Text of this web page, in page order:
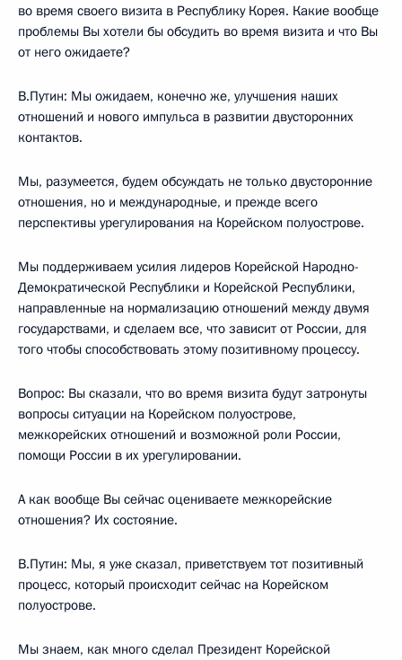
во время своего визита в Республику Корея. Какие вообще
проблемы Вы хотели бы обсудить во время визита и что Вы
от него ожидаете?
В.Путин: Мы ожидаем, конечно же, улучшения наших
отношений и нового импульса в развитии двусторонних
контактов.
Мы, разумеется, будем обсуждать не только двусторонние
отношения, но и международные, и прежде всего
перспективы урегулирования на Корейском полуострове.
Мы поддерживаем усилия лидеров Корейской Народно-
Демократической Республики и Корейской Республики,
направленные на нормализацию отношений между двумя
государствами, и сделаем все, что зависит от России, для
того чтобы способствовать этому позитивному процессу.
Вопрос: Вы сказали, что во время визита будут затронуты
вопросы ситуации на Корейском полуострове,
межкорейских отношений и возможной роли России,
помощи России в их урегулировании.
А как вообще Вы сейчас оцениваете межкорейские
отношения? Их состояние.
В.Путин: Мы, я уже сказал, приветствуем тот позитивный
процесс, который происходит сейчас на Корейском
полуострове.
Мы знаем, как много сделал Президент Корейской